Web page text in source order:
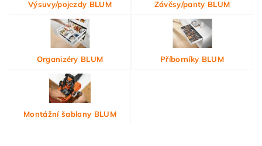
Výsuvy/pojezdy BLUM Závěsy/panty BLUM
Organizéry BLUM Příborníky BLUM
Montážní šablony BLUM